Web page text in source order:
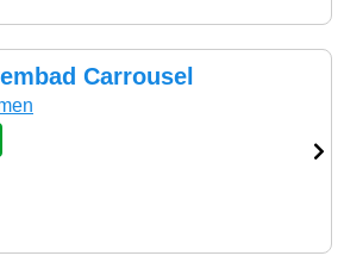
Carrousel